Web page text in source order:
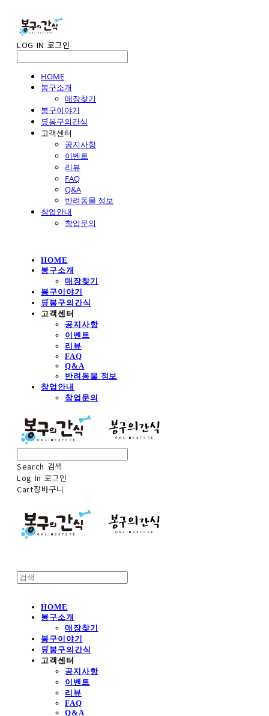
LOG IN 로그인
HOME
봉구소개
매장찾기
봉구이야기
🛒봉구의간식
고객센터
공지사항
이벤트
리뷰
FAQ
Q&A
반려동물 정보
창업안내
창업문의
HOME
봉구소개
매장찾기
봉구이야기
🛒봉구의간식
고객센터
공지사항
이벤트
리뷰
FAQ
Q&A
반려동물 정보
창업안내
창업문의
Search 검색
Log In 로그인
Cart장바구니
HOME
봉구소개
매장찾기
봉구이야기
🛒봉구의간식
고객센터
공지사항
이벤트
리뷰
FAQ
Q&A